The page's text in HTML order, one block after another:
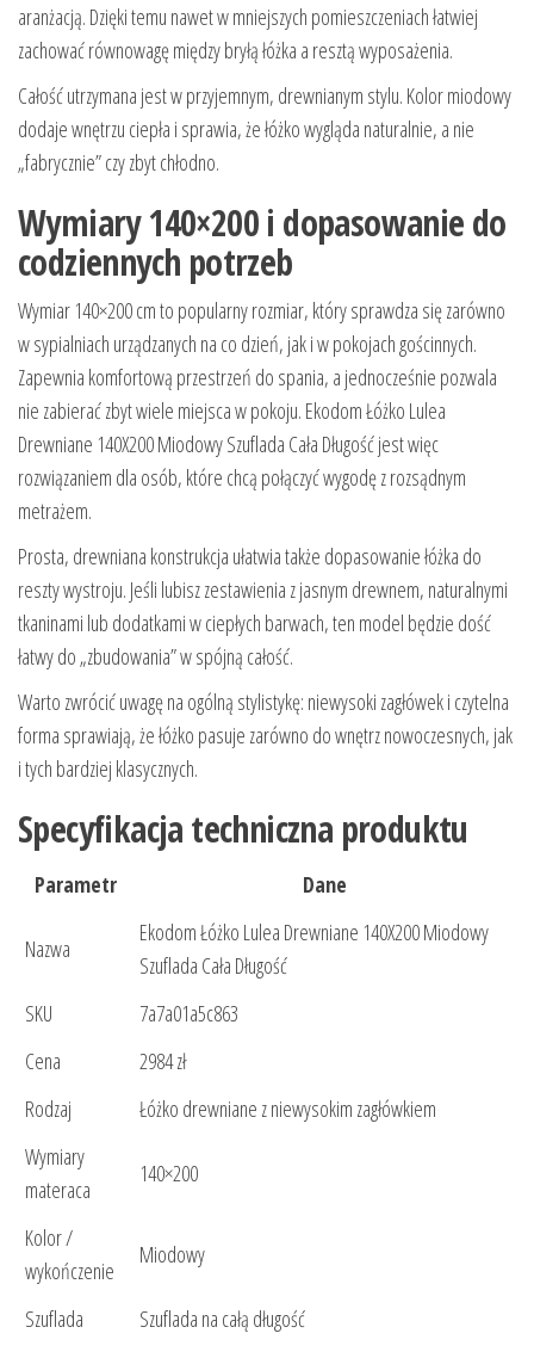
aranżacją. Dzięki temu nawet w mniejszych pomieszczeniach łatwiej
zachować równowagę między bryłą łóżka a resztą wyposażenia.
Całość utrzymana jest w przyjemnym, drewnianym stylu. Kolor miodowy
dodaje wnętrzu ciepła i sprawia, że łóżko wygląda naturalnie, a nie
„fabrycznie” czy zbyt chłodno.
Wymiary 140×200 i dopasowanie do
codziennych potrzeb
Wymiar 140×200 cm to popularny rozmiar, który sprawdza się zarówno
w sypialniach urządzanych na co dzień, jak i w pokojach gościnnych.
Zapewnia komfortową przestrzeń do spania, a jednocześnie pozwala
nie zabierać zbyt wiele miejsca w pokoju. Ekodom Łóżko Lulea
Drewniane 140X200 Miodowy Szuflada Cała Długość jest więc
rozwiązaniem dla osób, które chcą połączyć wygodę z rozsądnym
metrażem.
Prosta, drewniana konstrukcja ułatwia także dopasowanie łóżka do
reszty wystroju. Jeśli lubisz zestawienia z jasnym drewnem, naturalnymi
tkaninami lub dodatkami w ciepłych barwach, ten model będzie dość
łatwy do „zbudowania” w spójną całość.
Warto zwrócić uwagę na ogólną stylistykę: niewysoki zagłówek i czytelna
forma sprawiają, że łóżko pasuje zarówno do wnętrz nowoczesnych, jak
i tych bardziej klasycznych.
Specyfikacja techniczna produktu
Parametr Dane
Nazwa
Ekodom Łóżko Lulea Drewniane 140X200 Miodowy
Szuflada Cała Długość
SKU
7a7a01a5c863
Cena
2984 zł
Rodzaj
Łóżko drewniane z niewysokim zagłówkiem
Wymiary
materaca
140×200
Kolor /
wykończenie
Miodowy
Szuflada Szuflada na całą długość